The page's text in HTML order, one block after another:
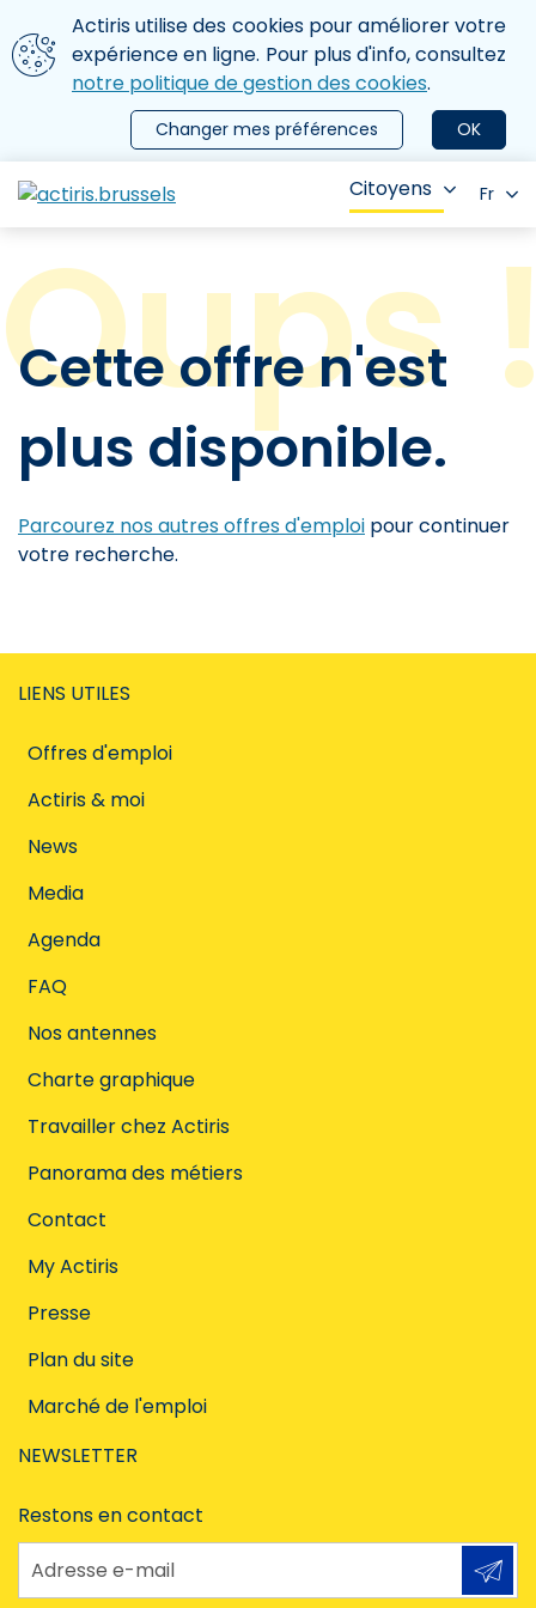
Aller au contenu principal
Nous utilisons des cookies
Actiris utilise des cookies pour améliorer votre
expérience en ligne. Pour plus d'info, consultez
notre politique de gestion des cookies.
OK
Changer mes préférences
le menu
Citoyens Fr
Cette offre n'est
plus disponible.
Parcourez nos autres offres d'emploi pour continuer
votre recherche.
LIENS UTILES
Offres d'emploi
Actiris & moi
News
Media
Agenda
FAQ
Nos antennes
Charte graphique
Travailler chez Actiris
Panorama des métiers
Contact
My Actiris
Presse
Plan du site
Marché de l'emploi
NEWSLETTER
Restons en contact
Adresse e-mail